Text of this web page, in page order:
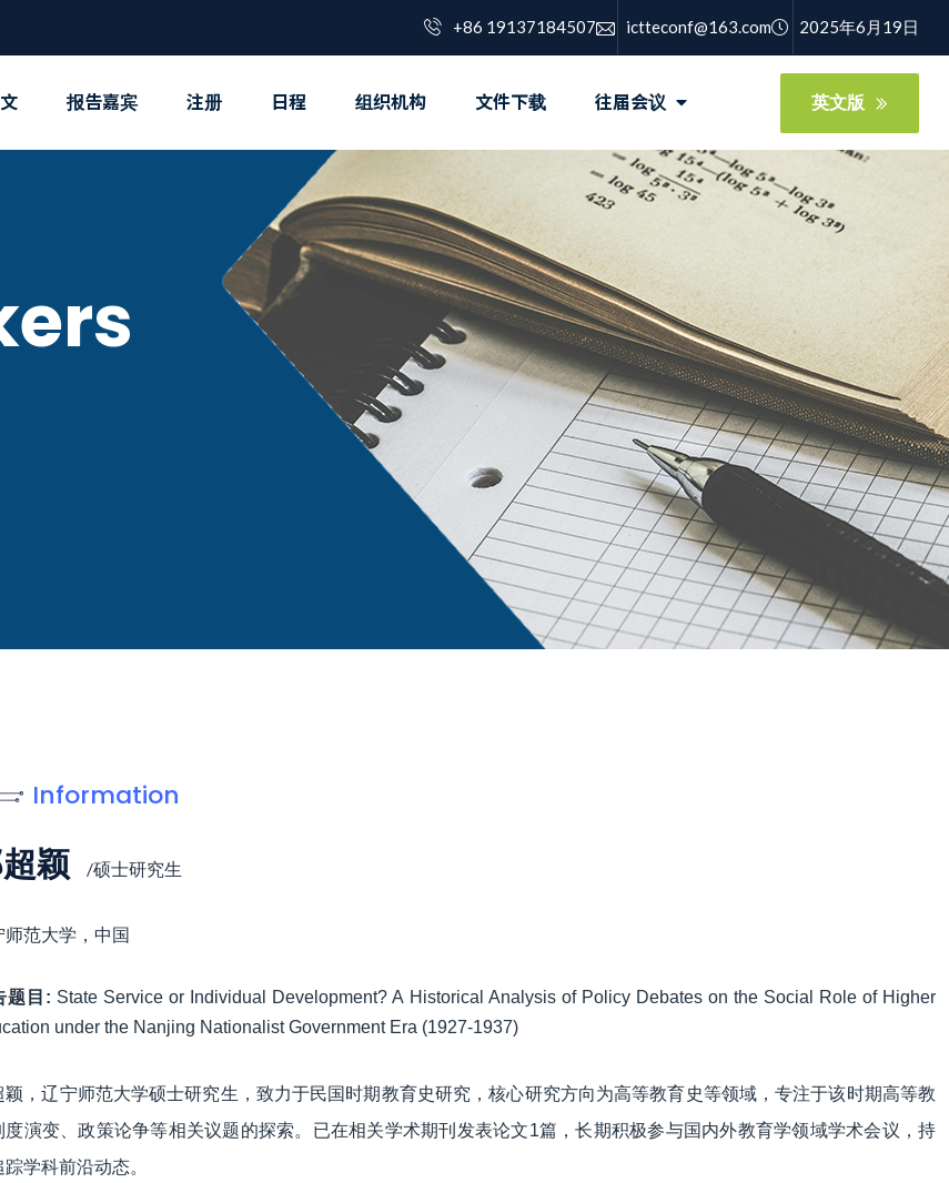
+86 19137184507 ictteconf@163.com 2025年6月19日
报告嘉宾 注册 日程 组织机构 文件下载 往届会议 英文版
Information
颖 /硕士研究生
师范大学，中国
题目: State Service or Individual Development? A Historical Analysis of Policy Debates on the Social Role of Higher
under the Nanjing Nationalist Government Era (1927-1937)
颖，辽宁师范大学硕士研究生，致力于民国时期教育史研究，核心研究方向为高等教育史等领域，专注于该时期高等教
度演变、政策论争等相关议题的探索。已在相关学术期刊发表论文1篇，长期积极参与国内外教育学领域学术会议，持
踪学科前沿动态。